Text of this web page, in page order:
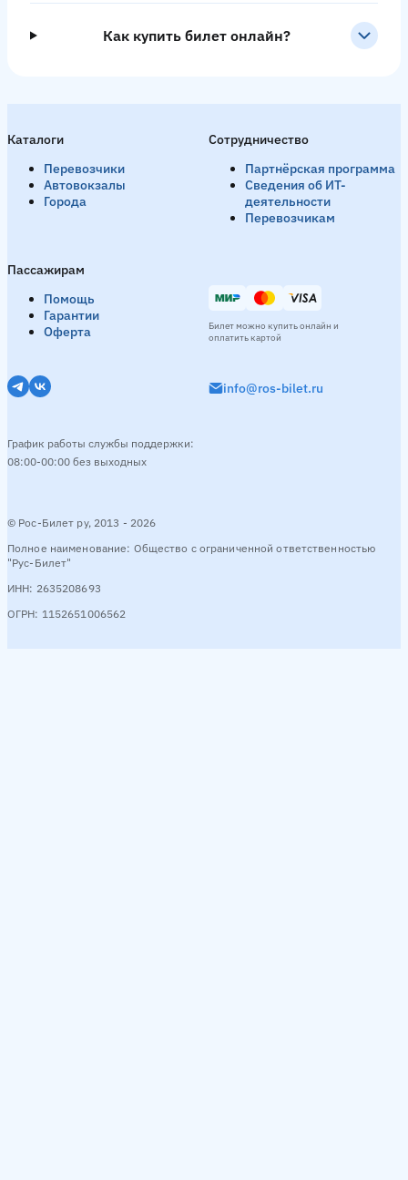
Как купить билет онлайн?
Каталоги
Перевозчики
Автовокзалы
Города
Пассажирам
Помощь
Гарантии
Оферта
Сотрудничество
Партнёрская программа
Сведения об ИТ-
деятельности
Перевозчикам
© Рос-Билет ру, 2013 - 2026
Полное наименование: Общество с ограниченной ответственностью
"Рус-Билет"
ИНН: 2635208693
ОГРН: 1152651006562
info@ros-bilet.ru
График работы службы поддержки:
08:00-00:00 без выходных
Билет можно купить онлайн и
оплатить картой